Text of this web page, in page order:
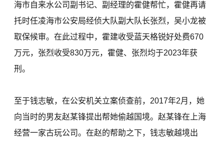
海市自来水公司副书记、副经理的霍健帮忙，霍健再请
托时任凌海市公安局经侦大队副大队长张烈，吴小龙被
取保候审。在此过程中，霍建收受蓝天格锐好处费670
万元，张烈收受830万元，霍健、张烈均于2023年获
刑。
至于钱志敏，在公安机关立案侦查前，2017年2月，她
向当时的男友赵某锋提出帮她偷越国境。赵某锋在上海
经营一家古玩公司。在赵的帮助之下，钱志敏越境出